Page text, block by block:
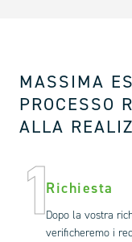
MASSIMA
PROCESSO
ALLA
1Richiesta
Dopo la vostra
verificheremo i